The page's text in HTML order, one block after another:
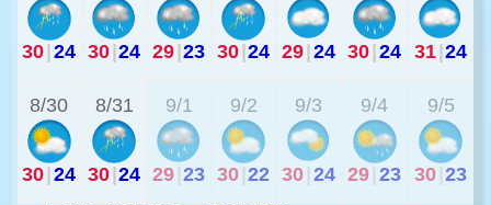
30 24 30 24 29 23 30 24 29 24 30 24 31 24
8/30
30 24
8/31
30 24
9/1
29 23
9/2
30 22
9/3
30 24
9/4
29 23
9/5
30 23